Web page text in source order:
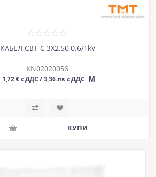
КАБЕЛ СВТ-С 3Х2.50 0.6/1kV
KN02020056
1,72 € с ДДС / 3,36 лв с ДДС М